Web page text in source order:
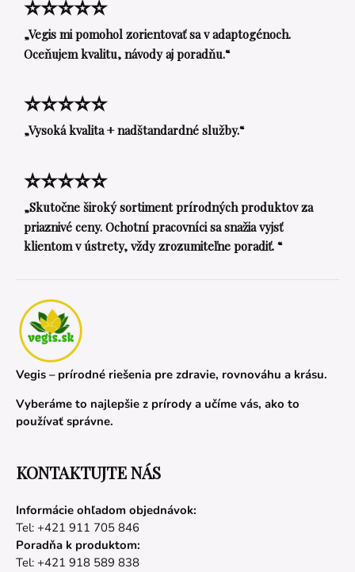
⭐⭐⭐⭐⭐
„Vegis mi pomohol zorientovať sa v adaptogénoch.
Oceňujem kvalitu, návody aj poradňu.“
⭐⭐⭐⭐⭐
„Vysoká kvalita + nadštandardné služby.“
⭐⭐⭐⭐⭐
„Skutočne široký sortiment prírodných produktov za
priaznivé ceny. Ochotní pracovníci sa snažia vyjsť
klientom v ústrety, vždy zrozumiteľne poradiť. “
Vegis – prírodné riešenia pre zdravie, rovnováhu a krásu.
Vyberáme to najlepšie z prírody a učíme vás, ako to
používať správne.
KONTAKTUJTE NÁS
Informácie ohľadom objednávok:
Tel: +421 911 705 846
Poradňa k produktom:
Tel: +421 918 589 838